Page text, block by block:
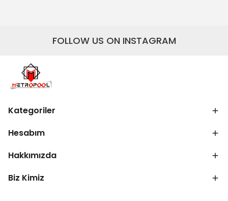
FOLLOW US ON INSTAGRAM
Kategoriler
Hesabım
Hakkımızda
Biz Kimiz